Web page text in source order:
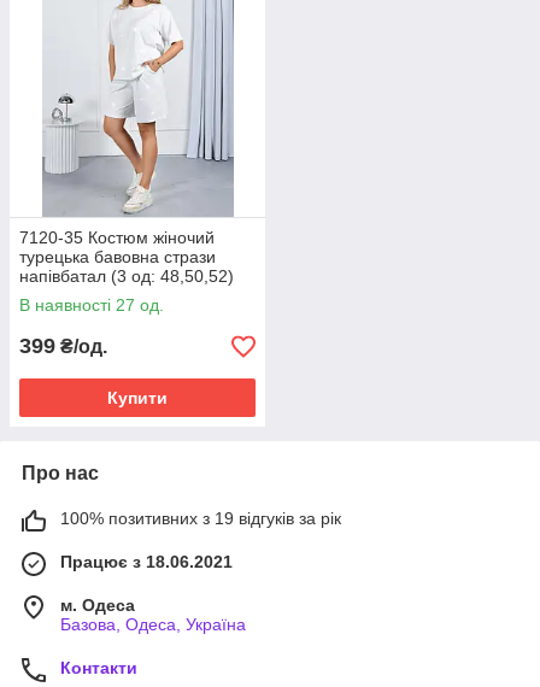
7120-35 Костюм жіночий
турецька бавовна стрази
напівбатал (3 од: 48,50,52)
В наявності 27 од.
399 ₴/од.
Купити
Про нас
100% позитивних з 19 відгуків за рік
Працює з 18.06.2021
м. Одеса
Базова, Одеса, Україна
Контакти